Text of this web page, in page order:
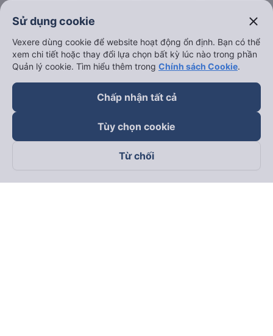
Theo dõi chúng tôi trên
Sử dụng cookie close
Vexere dùng cookie để website hoạt động ổn định. Bạn có thể
xem chi tiết hoặc thay đổi lựa chọn bất kỳ lúc nào trong phần
Quản lý cookie. Tìm hiểu thêm trong Chính sách Cookie.
Chấp nhận tất cả
Tùy chọn cookie
Từ chối